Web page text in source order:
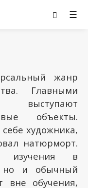
☰
жанр
Главными
выступают
объекты.
художника,
натюрморт.
изучения в
но и обычный
вне обучения,